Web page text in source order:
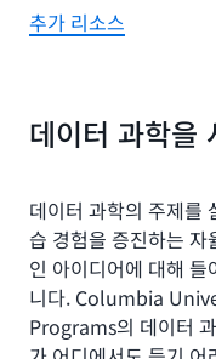
추가 리소스
데이터 과학을
데이터 과학의 주제를
습 경험을 증진하는 자
인 아이디어에 대해
니다. Columbia
Programs의 데이터